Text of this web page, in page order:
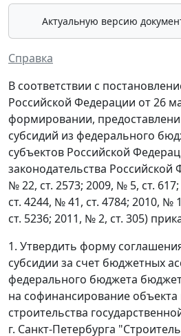
Актуальную версию
Справка
В соответствии с
Российской Федерации от 26
формировании,
субсидий из федерального
субъектов Российской
законодательства Российской
№ 22, ст. 2573; 2009, № 5, ст.
ст. 4244, № 41, ст. 4784; 2010, №
ст. 5236; 2011, № 2, ст. 305)
1. Утвердить форму
субсидии за счет бюджетных
федерального бюджета
на софинансирование объекта
строительства
г. Санкт-Петербурга